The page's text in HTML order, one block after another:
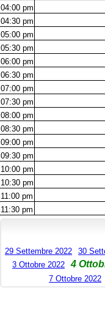
04:00 pm
04:30 pm
05:00 pm
05:30 pm
06:00 pm
06:30 pm
07:00 pm
07:30 pm
08:00 pm
08:30 pm
09:00 pm
09:30 pm
10:00 pm
10:30 pm
11:00 pm
11:30 pm
29 Settembre 2022 30
3 Ottobre 2022
4
7 Ottobre 2022